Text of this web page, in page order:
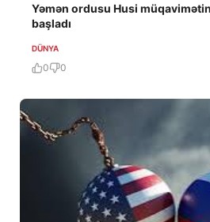
Yəmən ordusu Husi
başladı
DÜNYA
0 0